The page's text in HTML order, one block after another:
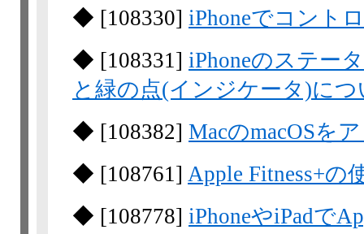
◆ [108330] iPhoneでコント
◆ [108331] iPhoneのステー
と緑の点(インジケータ)につ
◆ [108382] MacのmacOSを
◆ [108761] Apple Fitness+の
◆ [108778] iPhoneやiPadで